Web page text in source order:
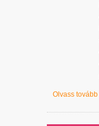
Olvass tovább